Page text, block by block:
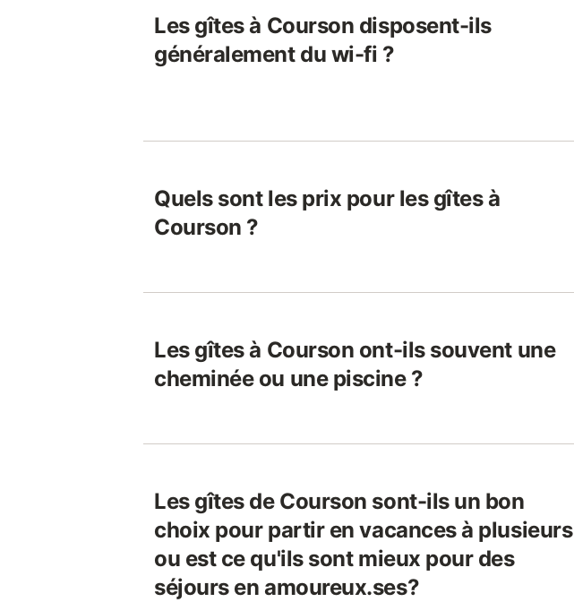
Les gîtes à Courson disposent-ils
généralement du wi-fi ?
Quels sont les prix pour les gîtes à
Courson ?
Les gîtes à Courson ont-ils souvent une
cheminée ou une piscine ?
Les gîtes de Courson sont-ils un bon
choix pour partir en vacances à plusieurs
ou est ce qu'ils sont mieux pour des
séjours en amoureux.ses?